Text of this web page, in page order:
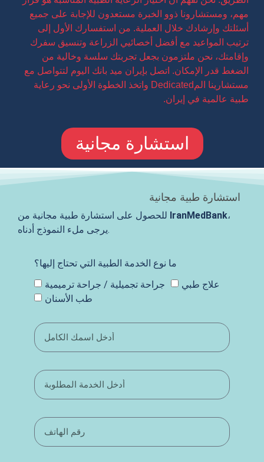
مهم، ومستشارونا ذوو الخبرة مستعدون للإجابة على جميع
أسئلتك وإرشادك خلال العملية. من استفسارك الأول إلى
ترتيب المواعيد مع أفضل أخصائيي الزراعة وتنسيق سفرك
وإقامتك، نحن ملتزمون بجعل تجربتك سلسة وخالية من
الضغط قدر الإمكان. اتصل بإيران ميد بانك اليوم لتتواصل مع
مستشارينا المDedicated واتخذ الخطوة الأولى نحو رعاية
طبية عالمية في إيران.
استشارة مجانية
استشارة طبية مجانية
IranMedBank،
يرجى ملء النموذج أدناه.
ما نوع الخدمة الطبية التي تحتاج إليها؟
جراحة تجميلية / جراحة ترميمية
علاج طبي
طب الأسنان